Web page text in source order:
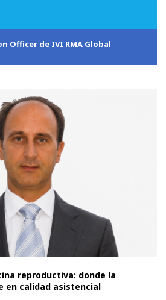
Officer de IVI RMA Global
reproductiva: donde la
en calidad asistencial